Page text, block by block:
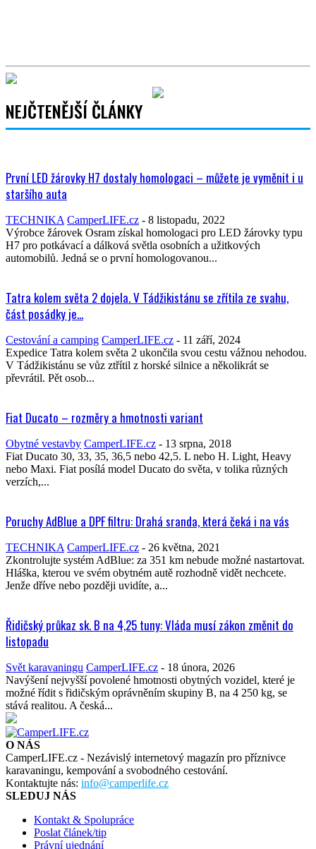
NEJČTENĚJŠÍ ČLÁNKY
První LED žárovky H7 dostaly homologaci – můžete je vyměnit i u
staršího auta
TECHNIKA CamperLIFE.cz - 8 listopadu, 2022
Výrobce žárovek Osram získal homologaci pro LED žárovky typu
H7 pro potkávací a dálková světla osobních a užitkových
automobilů. Jedná se o první homologovanou...
Tatra kolem světa 2 dojela. V Tádžikistánu se zřítila ze svahu,
část posádky je...
Cestování a camping CamperLIFE.cz - 11 září, 2024
Expedice Tatra kolem světa 2 ukončila svou cestu vážnou nehodou.
V Tádžikistánu se vůz ztřítil z horské silnice a několikrát se
převrátil. Pět osob...
Fiat Ducato – rozměry a hmotnosti variant
Obytné vestavby CamperLIFE.cz - 13 srpna, 2018
Fiat Ducato 30, 33, 35, 36,5 nebo 42,5. L nebo H. Light, Heavy
nebo Maxi. Fiat posílá model Ducato do světa, v tolika různých
verzích,...
Poruchy AdBlue a DPF filtru: Drahá sranda, která čeká i na vás
TECHNIKA CamperLIFE.cz - 26 května, 2021
Zkontrolujte systém AdBlue: za 351 km nebude možné nastartovat.
Hláška, kterou ve svém obytném autě rozhodně vidět nechcete.
Jenže dříve nebo později uvidíte, a...
Řidičský průkaz sk. B na 4,25 tuny: Vláda musí zákon změnit do
listopadu
Svět karavaningu CamperLIFE.cz - 18 února, 2026
Navýšení nejvyšší povolené hmotnosti obytných vozidel, které je
možné řídit s řidičským oprávněním skupiny B, na 4 250 kg, se
stává realitou. A česká...
O NÁS
CamperLIFE.cz - Nezávislý internetový magazín pro příznivce
karavaningu, kempování a svobodného cestování.
Kontaktujte nás: info@camperlife.cz
SLEDUJ NÁS
Kontakt & Spolupráce
Poslat článek/tip
Právní ujednání